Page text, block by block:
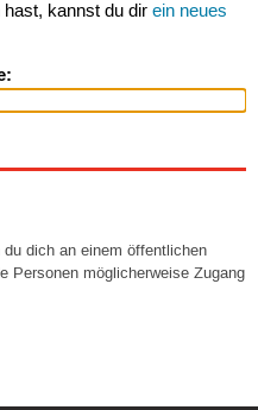
kannst du dir ein neues
dich an einem öffentlichen
Personen möglicherweise Zugang